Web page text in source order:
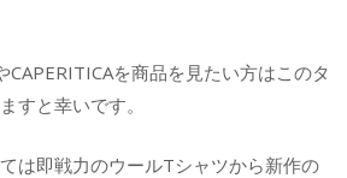
CAPERITICAを商品を見たい方はこのタ
すと幸いです。
は即戦力のウールTシャツから新作の